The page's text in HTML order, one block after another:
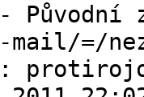
=/